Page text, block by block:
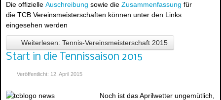
Die offizielle Auschreibung sowie die Zusammenfassung für
die TCB Vereinsmeisterschaften können unter den Links
eingesehen werden
Weiterlesen: Tennis-Vereinsmeisterschaft 2015
Start in die Tennissaison 2015
Veröffentlicht: 12. April 2015
Noch ist das Aprilwetter ungemütlich,